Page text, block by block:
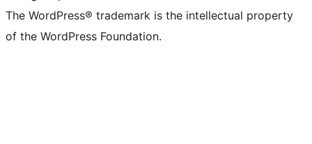
The WordPress® trademark is the intellectual property
of the WordPress Foundation.